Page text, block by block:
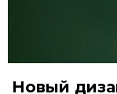
Новый